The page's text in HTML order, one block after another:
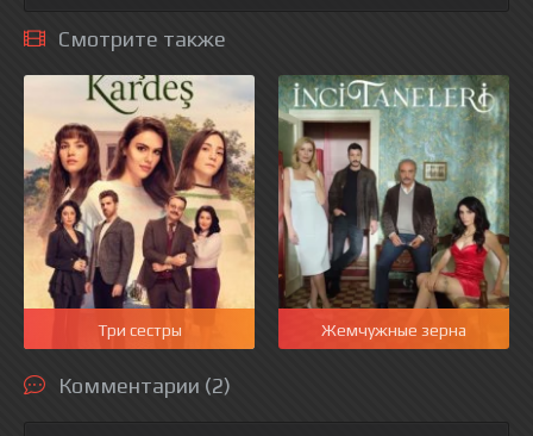
Смотрите также
Три сестры Жемчужные зерна
Комментарии (2)